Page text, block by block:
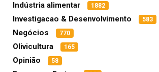
Indústria alimentar 1882
Investigacao & Desenvolvimento 583
Negócios 770
Olivicultura 165
Opinião 58